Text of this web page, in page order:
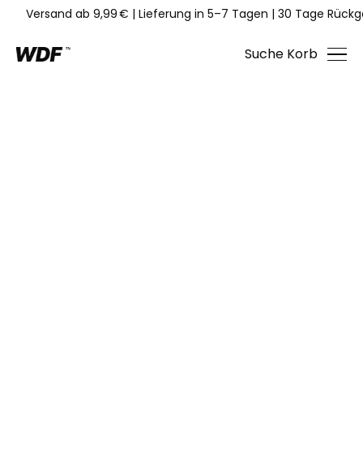
Versand ab 9,99 € | Lieferung in 5–7 Tagen | 30 Tage
Suche Korb